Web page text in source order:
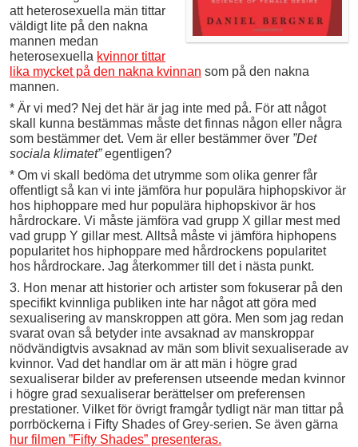
att heterosexuella män tittar
väldigt lite på den nakna
mannen medan
heterosexuella kvinnor tittar
lika mycket på den nakna kvinnan som på den nakna
mannen.
* Är vi med? Nej det här är jag inte med på. För att något
skall kunna bestämmas måste det finnas någon eller några
som bestämmer det. Vem är eller bestämmer över ”Det
sociala klimatet”egentligen?
* Om vi skall bedöma det utrymme som olika genrer får
offentligt så kan vi inte jämföra hur populära hiphopskivor är
hos hiphoppare med hur populära hiphopskivor är hos
hårdrockare. Vi måste jämföra vad grupp X gillar mest med
vad grupp Y gillar mest. Alltså måste vi jämföra hiphopens
popularitet hos hiphoppare med hårdrockens popularitet
hos hårdrockare. Jag återkommer till det i nästa punkt.
3. Hon menar att historier och artister som fokuserar på den
specifikt kvinnliga publiken inte har något att göra med
sexualisering av manskroppen att göra. Men som jag redan
svarat ovan så betyder inte avsaknad av manskroppar
nödvändigtvis avsaknad av män som blivit sexualiserade av
kvinnor. Vad det handlar om är att män i högre grad
sexualiserar bilder av preferensen utseende medan kvinnor
i högre grad sexualiserar berättelser om preferensen
prestationer. Vilket för övrigt framgår tydligt när man tittar på
porrböckerna i Fifty Shades of Grey-serien. Se även gärna
hur filmen ”Fifty Shades” presenteras.